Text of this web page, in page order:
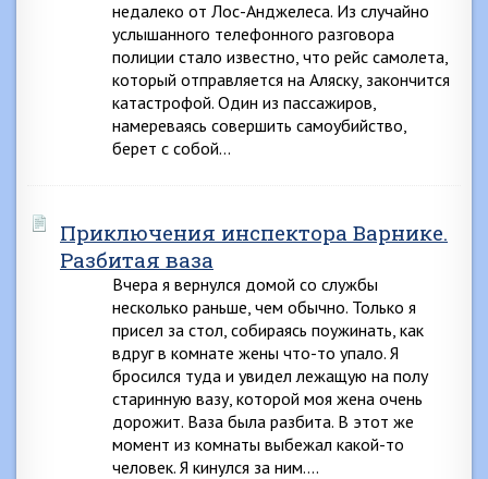
недалеко от Лос-Анджелеса. Из случайно
услышанного телефонного разговора
полиции стало известно, что рейс самолета,
который отправляется на Аляску, закончится
катастрофой. Один из пассажиров,
намереваясь совершить самоубийство,
берет с собой…
Приключения инспектора Варнике.
Разбитая ваза
Вчера я вернулся домой со службы
несколько раньше, чем обычно. Только я
присел за стол, собираясь поужинать, как
вдруг в комнате жены что-то упало. Я
бросился туда и увидел лежащую на полу
старинную вазу, которой моя жена очень
дорожит. Ваза была разбита. В этот же
момент из комнаты выбежал какой-то
человек. Я кинулся за ним….